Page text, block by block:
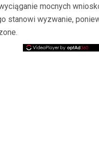
mocnych
stanowi wyzwanie,